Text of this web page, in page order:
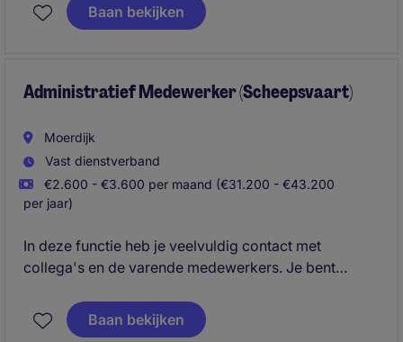
ontwikkelen.
Baan bekijken
Administratief Medewerker (Scheepsvaart)
Moerdijk
Vast dienstverband
€2.600 - €3.600 per maand (€31.200 - €43.200
per jaar)
In deze functie heb je veelvuldig contact met
collega's en de varende medewerkers. Je bent
zeevarend personeel, controleert
bemanningsdocumenten en trainingen en verzorgt
Baan bekijken